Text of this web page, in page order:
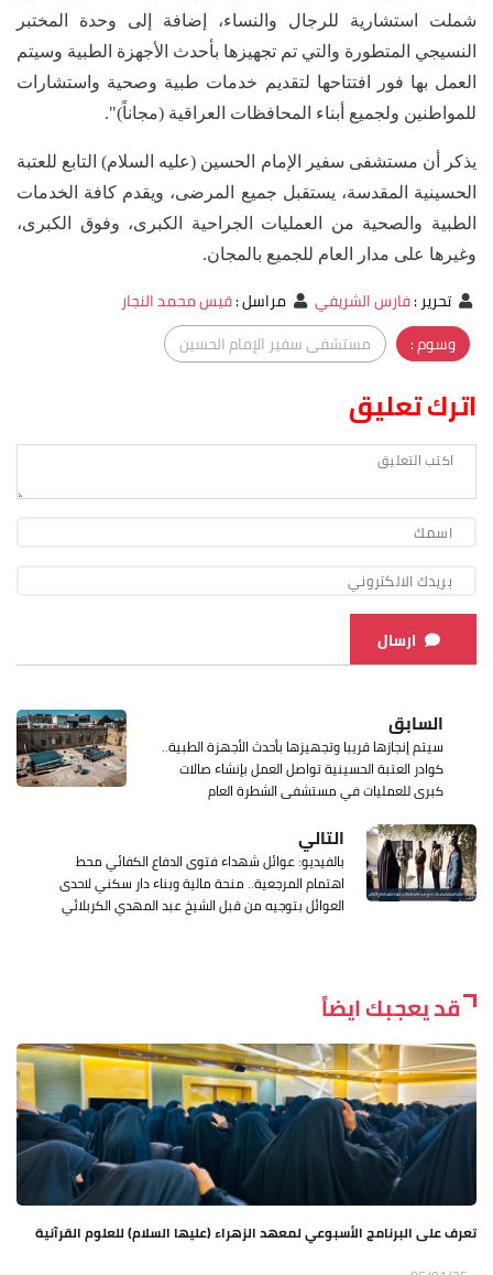
شملت استشارية للرجال والنساء، إضافة إلى وحدة المختبر
النسيجي المتطورة والتي تم تجهيزها بأحدث الأجهزة الطبية وسيتم
العمل بها فور افتتاحها لتقديم خدمات طبية وصحية واستشارات
للمواطنين ولجميع أبناء المحافظات العراقية (مجاناً)".
يذكر أن مستشفى سفير الإمام الحسين (عليه السلام) التابع للعتبة
الحسينية المقدسة، يستقبل جميع المرضى، ويقدم كافة الخدمات
الطبية والصحية من العمليات الجراحية الكبرى، وفوق الكبرى،
وغيرها على مدار العام للجميع بالمجان.
تحرير:فارس الشريفي مراسل:قيس محمد النجار
وسوم :
مستشفى سفير الإمام الحسين
اترك تعليق
ارسال
السابق
سيتم إنجازها قريبا وتجهيزها بأحدث الأجهزة الطبية..
كوادر العتبة الحسينية تواصل العمل بإنشاء صالات
كبرى للعمليات في مستشفى الشطرة العام
التالي
بالفيديو: عوائل شهداء فتوى الدفاع الكفائي محط
اهتمام المرجعية.. منحة مالية وبناء دار سكني لاحدى
العوائل بتوجيه من قبل الشيخ عبد المهدي الكربلائي
قد يعجبك ايضاً
تعرف على البرنامج الأسبوعي لمعهد الزهراء (عليها السلام) للعلوم القرآنية